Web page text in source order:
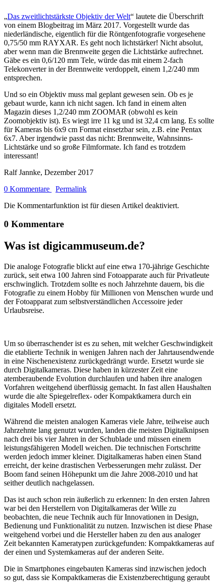
„Das zweitlichtstärkste Objektiv der Welt“ lautete die Überschrift
von einem Blogbeitrag im März 2017. Vorgestellt wurde das
niederländische, eigentlich für die Röntgenfotografie vorgesehene
0,75/50 mm RAYXAR. Es geht noch lichtstärker! Nicht absolut,
aber wenn man die Brennweite gegen die Lichtstärke aufrechnet.
Gäbe es ein 0,6/120 mm Tele, würde das mit einem 2-fach
Telekonverter in der Brennweite verdoppelt, einem 1,2/240 mm
entsprechen.
Und so ein Objektiv muss mal geplant gewesen sein. Ob es je
gebaut wurde, kann ich nicht sagen. Ich fand in einem alten
Magazin dieses 1,2/240 mm ZOOMAR (obwohl es kein
Zoomobjektiv ist). Es wiegt irre 11 kg und ist 32,4 cm lang. Es sollte
für Kameras bis 6x9 cm Format einsetzbar sein, z.B. eine Pentax
6x7. Aber irgendwie passt das nicht: Brennweite, Wahnsinns-
Lichtstärke und so große Filmformate. Ich fand es trotzdem
interessant!
Ralf Jannke, Dezember 2017
0 Kommentare
Permalink
Die Kommentarfunktion ist für diesen Artikel deaktiviert.
0 Kommentare
Was ist digicammuseum.de?
Die analoge Fotografie blickt auf eine etwa 170-jährige Geschichte
zurück, seit etwa 100 Jahren sind Fotoapparate auch für Privatleute
erschwinglich. Trotzdem sollte es noch Jahrzehnte dauern, bis die
Fotografie zu einem Hobby für Millionen von Menschen wurde und
der Fotoapparat zum selbstverständlichen Accessoire jeder
Urlaubsreise.
Um so überraschender ist es zu sehen, mit welcher Geschwindigkeit
die etablierte Technik in wenigen Jahren nach der Jahrtausendwende
in eine Nischenexistenz zurückgedrängt wurde. Ersetzt wurde sie
durch Digitalkameras. Diese haben in kürzester Zeit eine
atemberaubende Evolution durchlaufen und haben ihre analogen
Vorfahren weitgehend überflüssig gemacht. In fast allen Haushalten
wurde die alte Spiegelreflex- oder Kompaktkamera durch ein
digitales Modell ersetzt.
Während die meisten analogen Kameras viele Jahre, teilweise auch
Jahrzehnte lang genutzt wurden, landen die meisten Digitalknipsen
nach drei bis vier Jahren in der Schublade und müssen einem
leistungsfähigeren Modell weichen. Die technischen Fortschritte
werden jedoch immer kleiner. Digitalkameras haben einen Stand
erreicht, der keine drastischen Verbesserungen mehr zulässt. Der
Boom fand seinen Höhepunkt um die Jahre 2008-2010 und hat
seither deutlich nachgelassen.
Das ist auch schon rein äußerlich zu erkennen: In den ersten Jahren
war bei den Herstellern von Digitalkameras der Wille zu
beobachten, die neue Technik auch für Innovationen in Design,
Bedienung und Funktionalität zu nutzen. Inzwischen ist diese Phase
weitgehend vorbei und die Hersteller haben zu den aus analoger
Zeit bekannten Kameratypen zurückgefunden: Kompaktkameras auf
der einen und Systemkameras auf der anderen Seite.
Die in Smartphones eingebauten Kameras sind inzwischen jedoch
so gut, dass sie Kompaktkameras die Existenzberechtigung geraubt